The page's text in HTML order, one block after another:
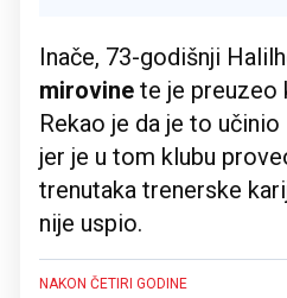
Inače, 73-godišnji
mirovine te je preuzeo
Rekao je da je to
jer je u tom klubu
trenutaka trenerske
nije uspio.
NAKON ČETIRI GODINE